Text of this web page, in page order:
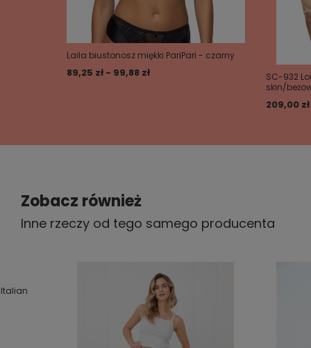
Laila biustonosz miękki PariPari - czarny
89,25 zł - 99,88 zł
SC-932
skin/
209,00 zł
Zobacz również
Inne rzeczy od tego samego producenta